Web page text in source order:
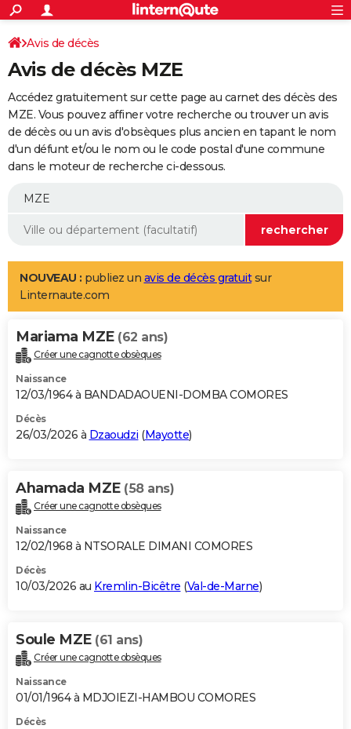
ACTUALITÉS
Politique
Société
Faits Divers
Education
Monde
Villes
+
SPORT
Coupe du monde 2026
Football
Tennis
Cyclisme
Rugby
Forum
Programme TV
TNT
Streaming
Cinéma
Sorties cinéma
Musique
+
FINANCE
Retraite
Impôts
Epargne
Immobilier
Risques naturels par ville
Banque
Assurance
Crédit
AUTO
Essais
Réserver un essai
Citadines
Berlines
SUV
Forum auto
+
Mobiles
Meilleur smartphone
Internet
Ordinateurs
Jeux vidéo
Guide high-tech
Aménagement intérieur
LIFESTYLE
Art de vivre
Bien-être
Loisirs
Mode
Modes de vie
Alimentation
Guide de la santé
Maladies
Médicaments
Sommeil
VOYAGE
Destinations
City break
Voyage nature
Voyage de noces
Forum
Climat
+PHOTO
GUIDES D'ACHAT
BONS PLANS
Carte de Noël
Carte Bonne année
Carte Saint-Valentin
Carte Pâques
Carte d'anniversaire
DICTIONNAIRE
Dictionnaire
Biographies
Citations
Expressions
Proverbes
PROGRAMME TV
S'inscrire
Se connecter
Lycées
Collèges
Primaires
Universités
Entreprises
Service militaire
Avis de recherche
AVIS DE DÉCÈS
Bricolage
Lifestyle
Culture
Sport
Auto
Television
Voyage
Cinema
Avis de décès
Avis de décès MZE
Accédez gratuitement sur cette page au carnet des décès des
MZE. Vous pouvez affiner votre recherche ou trouver un avis
de décès ou un avis d'obsèques plus ancien en tapant le nom
d'un défunt et/ou le nom ou le code postal d'une commune
dans le moteur de recherche ci-dessous.
NOUVEAU : publiez un avis de décès gratuitsur
Linternaute.com
Mariama MZE (62 ans)
Créer une cagnotte obsèques
Naissance
12/03/1964 à BANDADAOUENI-DOMBA COMORES
Décès
26/03/2026 à Dzaoudzi (Mayotte)
Ahamada MZE (58 ans)
Créer une cagnotte obsèques
Naissance
12/02/1968 à NTSORALE DIMANI COMORES
Décès
10/03/2026 au Kremlin-Bicêtre (Val-de-Marne)
Soule MZE (61 ans)
Créer une cagnotte obsèques
Naissance
01/01/1964 à MDJOIEZI-HAMBOU COMORES
Décès